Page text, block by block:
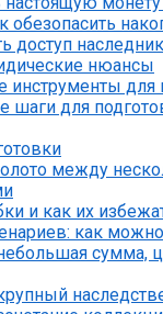
обезопасить
доступ
нюансы
инструменты для
шаги для
между
и как их
как можно
сумма,